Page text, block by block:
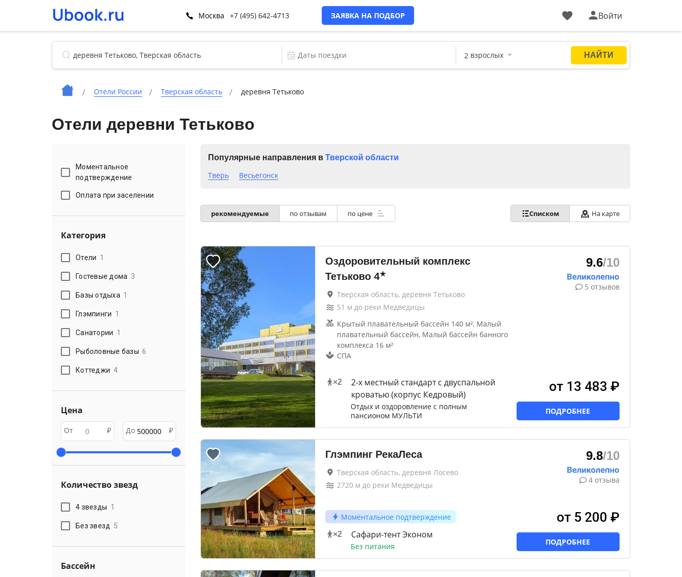
Москва +7 (495) 642-4713 ЗАЯВКА НА ПОДБОР Войти
Отели России Тверская область деревня Тетьково
Отели деревни Тетьково
Моментальное
подтверждение
Оплата при заселении
Категория
Отели 1
Гостевые дома 3
Базы отдыха 1
Глэмпинги 1
Санатории 1
Рыболовные базы 6
Коттеджи 4
Цена
От ₽ До ₽
Количество звезд
4 звезды 1
Без звезд 5
Бассейн
Популярные направления в Тверской области
Тверь Весьегонск
рекомендуемые по отзывам по цене Списком На карте
Оздоровительный комплекс
Тетьково 4★
Тверская область, деревня Тетьково
51 м до реки Медведицы
Крытый плавательный бассейн 140 м², Малый
плавательный бассейн, Малый бассейн банного
комплекса 16 м²
СПА
×2
2-x местный стандарт с двуспальной
кроватью (корпус Кедровый)
Отдых и оздоровление с полным
пансионом МУЛЬТИ
9.6/10
5 отзывов
от 13 483 ₽
ПОДРОБНЕЕ
Глэмпинг РекаЛеса
Тверская область, деревня Лосево
2720м до реки Медведицы
Моментальное подтверждение
×2 Сафари-тент Эконом
Без питания
9.8/10
4 отзыва
от 5 200 ₽
ПОДРОБНЕЕ